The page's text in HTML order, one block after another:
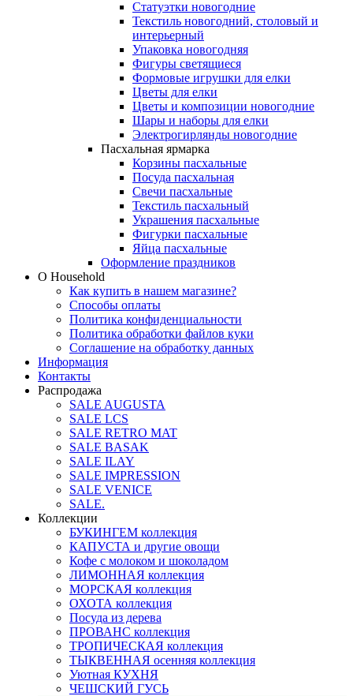
Статуэтки новогодние
Текстиль новогодний, столовый и
интерьерный
Упаковка новогодняя
Фигуры светящиеся
Формовые игрушки для елки
Цветы для елки
Цветы и композиции новогодние
Шары и наборы для елки
Электрогирлянды новогодние
Пасхальная ярмарка
Корзины пасхальные
Посуда пасхальная
Свечи пасхальные
Текстиль пасхальный
Украшения пасхальные
Фигурки пасхальные
Яйца пасхальные
Оформление праздников
О Household
Как купить в нашем магазине?
Способы оплаты
Политика конфиденциальности
Политика обработки файлов куки
Соглашение на обработку данных
Информация
Контакты
Распродажа
SALE AUGUSTA
SALE LCS
SALE RETRO MAT
SALE BASAK
SALE ILAY
SALE IMPRESSION
SALE VENICE
SALE.
Коллекции
БУКИНГЕМ коллекция
КАПУСТА и другие овощи
Кофе с молоком и шоколадом
ЛИМОННАЯ коллекция
МОРСКАЯ коллекция
ОХОТА коллекция
Посуда из дерева
ПРОВАНС коллекция
ТРОПИЧЕСКАЯ коллекция
ТЫКВЕННАЯ осенняя коллекция
Уютная КУХНЯ
ЧЕШСКИЙ ГУСЬ